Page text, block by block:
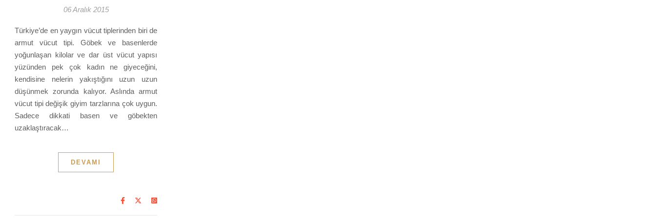
06 Aralık 2015
Türkiye’de en yaygın vücut tiplerinden biri de
armut vücut tipi. Göbek ve basenlerde
yoğunlaşan kilolar ve dar üst vücut yapısı
yüzünden pek çok kadın ne giyeceğini,
kendisine nelerin yakıştığını uzun uzun
düşünmek zorunda kalıyor. Aslında armut
vücut tipi değişik giyim tarzlarına çok uygun.
Sadece dikkati basen ve göbekten
uzaklaştıracak…
DEVAMI